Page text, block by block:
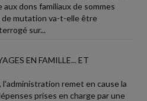
dons familiaux de sommes
mutation va-t-elle être
sur...
EN FAMILLE... ET
remet en cause la
prises en charge par une